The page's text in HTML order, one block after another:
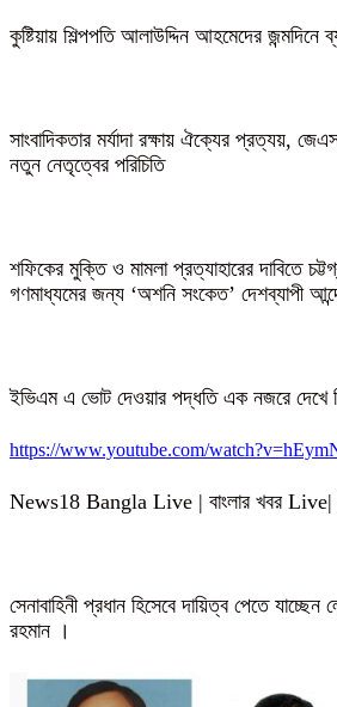
কুষ্টিয়ায় শিল্পপতি আলাউদ্দিন আহমেদের জন্মদিনে
সাংবাদিকতার মর্যাদা রক্ষায় ঐক্যের প্রত্যয়,
নতুন নেতৃত্বের পরিচিতি
শফিকের মুক্তি ও মামলা প্রত্যাহারের দাবিতে
গণমাধ্যমের জন্য ‘অশনি সংকেত’ দেশব্যাপী
ইভিএম এ ভোট দেওয়ার পদ্ধতি এক নজরে
https://www.youtube.com/
News18 Bangla Live | বাংলার খবর
সেনাবাহিনী প্রধান হিসেবে দায়িত্ব পেতে
রহমান ।